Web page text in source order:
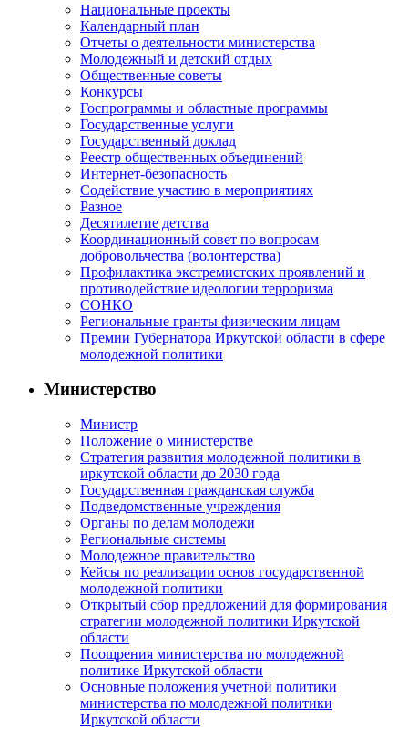
Национальные проекты
Календарный план
Отчеты о деятельности министерства
Молодежный и детский отдых
Общественные советы
Конкурсы
Госпрограммы и областные программы
Государственные услуги
Государственный доклад
Реестр общественных объединений
Интернет-безопасность
Содействие участию в мероприятиях
Разное
Десятилетие детства
Координационный совет по вопросам
добровольчества (волонтерства)
Профилактика экстремистских проявлений и
противодействие идеологии терроризма
СОНКО
Региональные гранты физическим лицам
Премии Губернатора Иркутской области в сфере
молодежной политики
Министерство
Министр
Положение о министерстве
Стратегия развития молодежной политики в
иркутской области до 2030 года
Государственная гражданская служба
Подведомственные учреждения
Органы по делам молодежи
Региональные системы
Молодежное правительство
Кейсы по реализации основ государственной
молодежной политики
Открытый сбор предложений для формирования
стратегии молодежной политики Иркутской
области
Поощрения министерства по молодежной
политике Иркутской области
Основные положения учетной политики
министерства по молодежной политики
Иркутской области